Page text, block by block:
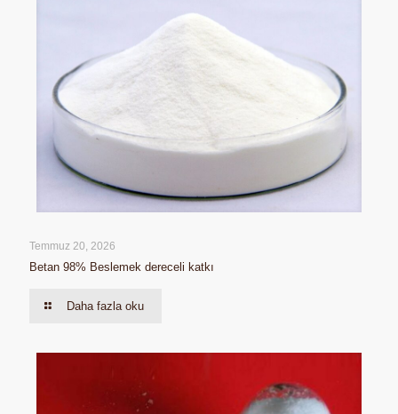
Temmuz 20, 2026
Betan 98% Beslemek dereceli katkı
Daha fazla oku